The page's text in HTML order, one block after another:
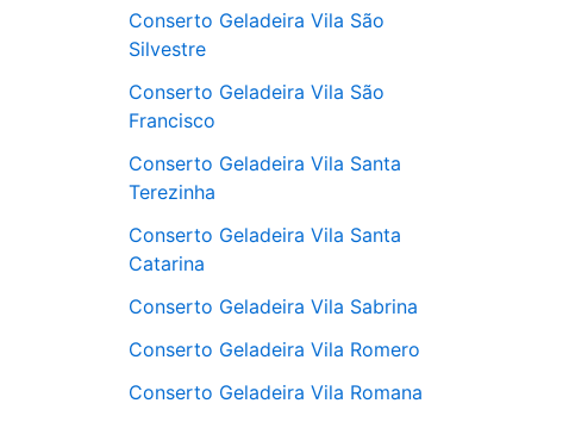
Conserto Geladeira Vila São
Silvestre
Conserto Geladeira Vila São
Francisco
Conserto Geladeira Vila Santa
Terezinha
Conserto Geladeira Vila Santa
Catarina
Conserto Geladeira Vila Sabrina
Conserto Geladeira Vila Romero
Conserto Geladeira Vila Romana